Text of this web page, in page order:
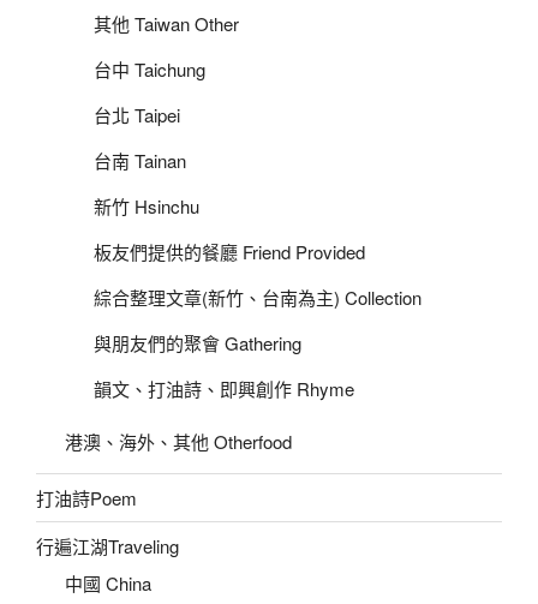
其他 Taiwan Other
台中 Taichung
台北 Taipei
台南 Tainan
新竹 Hsinchu
板友們提供的餐廳 Friend Provided
綜合整理文章(新竹、台南為主) Collection
與朋友們的聚會 Gathering
韻文、打油詩、即興創作 Rhyme
港澳、海外、其他 Otherfood
打油詩Poem
行遍江湖Traveling
中國 China